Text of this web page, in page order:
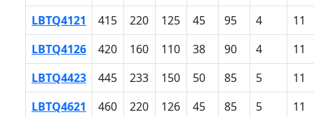
LBTQ4121
415 220 125 45 95 4
11
LBTQ4126
420 160 110 38 90 4
11
LBTQ4423
445 233 150 50 85 5
11
LBTQ4621
460 220 126 45 85 5
11